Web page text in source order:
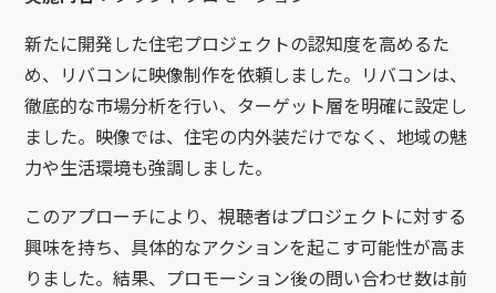
新たに開発した住宅プロジェクトの認知度を高めるた
め、リバコンに映像制作を依頼しました。リバコンは、
徹底的な市場分析を行い、ターゲット層を明確に設定し
ました。映像では、住宅の内外装だけでなく、地域の魅
力や生活環境も強調しました。
このアプローチにより、視聴者はプロジェクトに対する
興味を持ち、具体的なアクションを起こす可能性が高ま
りました。結果、プロモーション後の問い合わせ数は前